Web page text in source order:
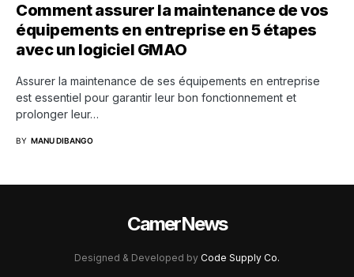
Comment assurer la maintenance de vos
équipements en entreprise en 5 étapes
avec un logiciel GMAO
Assurer la maintenance de ses équipements en entreprise
est essentiel pour garantir leur bon fonctionnement et
prolonger leur…
BY MANU DIBANGO
CamerNews
Designed & Developed by Code Supply Co.